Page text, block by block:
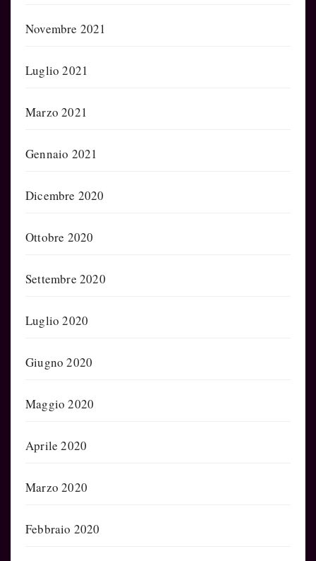
Novembre 2021
Luglio 2021
Marzo 2021
Gennaio 2021
Dicembre 2020
Ottobre 2020
Settembre 2020
Luglio 2020
Giugno 2020
Maggio 2020
Aprile 2020
Marzo 2020
Febbraio 2020